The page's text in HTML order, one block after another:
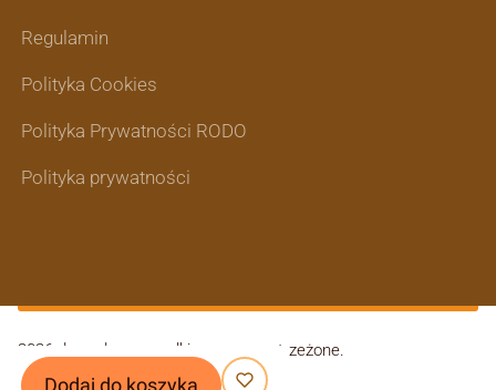
Regulamin
Polityka Cookies
Polityka Prywatności RODO
Polityka prywatności
2026 domodes - wszelkie prawa zastrzeżone.
Szablon graficznyShopGadget.pl |
Dodaj do koszyka